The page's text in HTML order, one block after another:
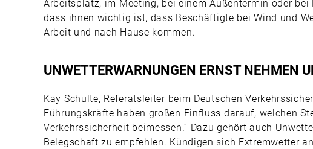
Arbeitsplatz, im Meeting, bei einem Außentermin oder
dass ihnen wichtig ist, dass Beschäftigte bei Wind und
Arbeit und nach Hause kommen.
UNWETTERWARNUNGEN ERNST NEHMEN
Kay Schulte, Referatsleiter beim Deutschen
Führungskräfte haben großen Einfluss darauf, welchen
Verkehrssicherheit beimessen.“ Dazu gehört auch
Belegschaft zu empfehlen. Kündigen sich Extremwetter